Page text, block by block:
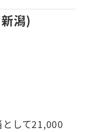
潟)
して21,000